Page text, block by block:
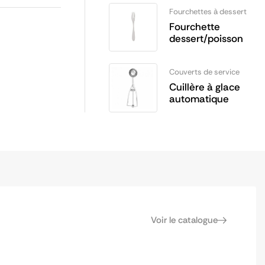
Fourchettes à dessert
Fourchette
dessert/poisson
Couverts de service
Cuillère à glace
automatique
Voir le catalogue